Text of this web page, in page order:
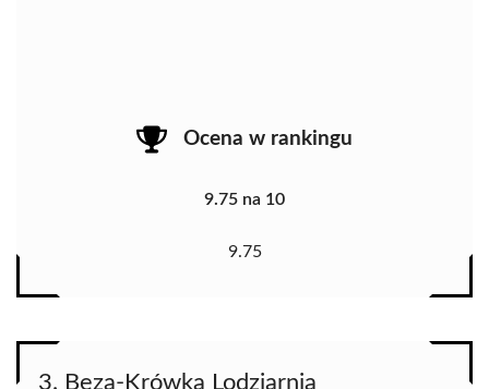
Ocena w rankingu
9.75 na 10
9.75
3. Beza-Krówka Lodziarnia